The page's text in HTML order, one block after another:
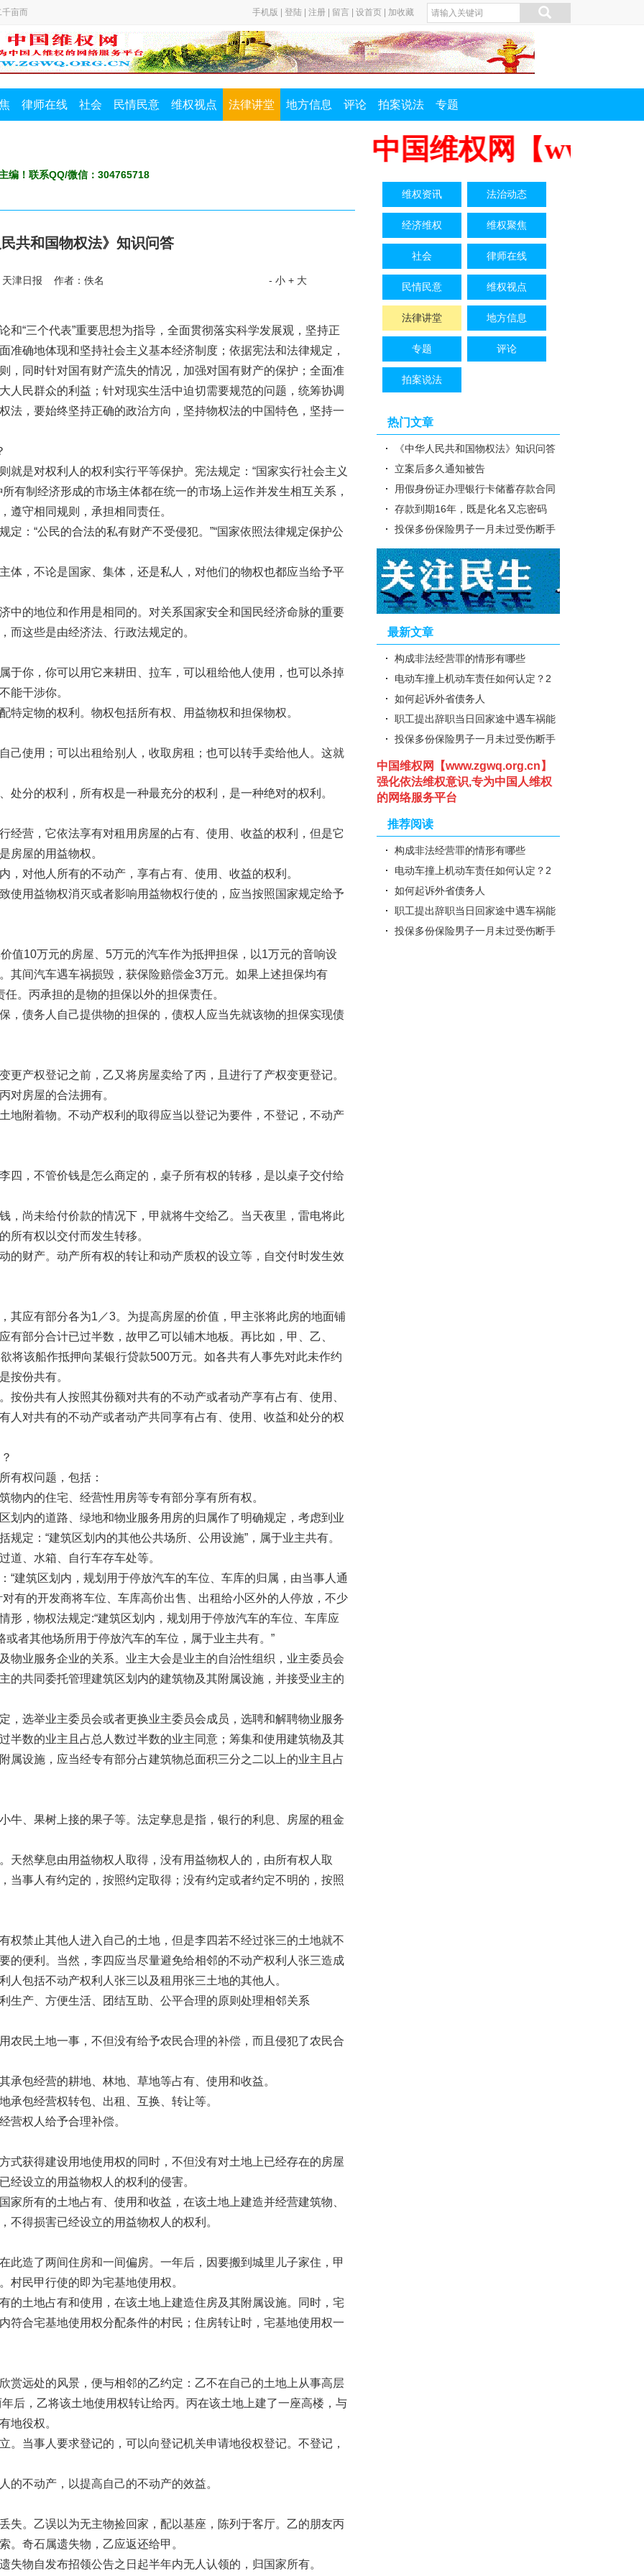
亩而
风险
报告竟
手机版 登陆 注册 留言 设首页 加收藏
律师在线 社会 民情民意 维权视点 法律讲堂 地方信息 评论 拍案说法 专题
中国维权网【
编！联系QQ/微信：304765718
共和国物权法》知识问答
天津日报 作者：佚名 - 小 + 大
三个代表”重要思想为指导，全面贯彻落实科学发展观，坚持正
准确地体现和坚持社会主义基本经济制度；依据宪法和法律规定，
，同时针对国有财产流失的情况，加强对国有财产的保护；全面准
人民群众的利益；针对现实生活中迫切需要规范的问题，统筹协调
法，要始终坚持正确的政治方向，坚持物权法的中国特色，坚持一
对权利人的权利实行平等保护。宪法规定：“国家实行社会主义
有制经济形成的市场主体都在统一的市场上运作并发生相互关系，
遵守相同规则，承担相同责任。
“公民的合法的私有财产不受侵犯。”“国家依照法律规定保护公
，不论是国家、集体，还是私人，对他们的物权也都应当给予平
的地位和作用是相同的。对关系国家安全和国民经济命脉的重要
而这些是由经济法、行政法规定的。
你，你可以用它来耕田、拉车，可以租给他人使用，也可以杀掉
能干涉你。
物的权利。物权包括所有权、用益物权和担保物权。
使用；可以出租给别人，收取房租；也可以转手卖给他人。这就
的权利，所有权是一种最充分的权利，是一种绝对的权利。
营，它依法享有对租用房屋的占有、使用、收益的权利，但是它
房屋的用益物权。
他人所有的不动产，享有占有、使用、收益的权利。
用益物权消灭或者影响用益物权行使的，应当按照国家规定给予
10万元的房屋、5万元的汽车作为抵押担保，以1万元的音响设
其间汽车遇车祸损毁，获保险赔偿金3万元。如果上述担保均有
。丙承担的是物的担保以外的担保责任。
债务人自己提供物的担保的，债权人应当先就该物的担保实现债
权登记之前，乙又将房屋卖给了丙，且进行了产权变更登记。
对房屋的合法拥有。
附着物。不动产权利的取得应当以登记为要件，不登记，不动产
，不管价钱是怎么商定的，桌子所有权的转移，是以桌子交付给
尚未给付价款的情况下，甲就将牛交给乙。当天夜里，雷电将此
所有权以交付而发生转移。
财产。动产所有权的转让和动产质权的设立等，自交付时发生效
应有部分各为1／3。为提高房屋的价值，甲主张将此房的地面铺
有部分合计已过半数，故甲乙可以铺木地板。再比如，甲、乙、
将该船作抵押向某银行贷款500万元。如各共有人事先对此未作约
按份共有。
共有人按照其份额对共有的不动产或者动产享有占有、使用、
人对共有的不动产或者动产共同享有占有、使用、收益和处分的权
权问题，包括：
的住宅、经营性用房等专有部分享有所有权。
的道路、绿地和物业服务用房的归属作了明确规定，考虑到业
定：“建筑区划内的其他公共场所、公用设施”，属于业主共有。
道、水箱、自行车存车处等。
区划内，规划用于停放汽车的车位、车库的归属，由当事人通
有的开发商将车位、车库高价出售、出租给小区外的人停放，不少
形，物权法规定:“建筑区划内，规划用于停放汽车的车位、车库应
或者其他场所用于停放汽车的车位，属于业主共有。”
服务企业的关系。业主大会是业主的自治性组织，业主委员会
的共同委托管理建筑区划内的建筑物及其附属设施，并接受业主的
举业主委员会或者更换业主委员会成员，选聘和解聘物业服务
半数的业主且占总人数过半数的业主同意；筹集和使用建筑物及其
属设施，应当经专有部分占建筑物总面积三分之二以上的业主且占
、果树上接的果子等。法定孳息是指，银行的利息、房屋的租金
然孳息由用益物权人取得，没有用益物权人的，由所有权人取
当事人有约定的，按照约定取得；没有约定或者约定不明的，按照
禁止其他人进入自己的土地，但是李四若不经过张三的土地就不
的便利。当然，李四应当尽量避免给相邻的不动产权利人张三造成
人包括不动产权利人张三以及租用张三土地的其他人。
产、方便生活、团结互助、公平合理的原则处理相邻关系
民土地一事，不但没有给予农民合理的补偿，而且侵犯了农民合
经营的耕地、林地、草地等占有、使用和收益。
包经营权转包、出租、互换、转让等。
权人给予合理补偿。
获得建设用地使用权的同时，不但没有对土地上已经存在的房屋
经设立的用益物权人的权利的侵害。
有的土地占有、使用和收益，在该土地上建造并经营建筑物、
不得损害已经设立的用益物权人的权利。
造了两间住房和一间偏房。一年后，因要搬到城里儿子家住，甲
村民甲行使的即为宅基地使用权。
土地占有和使用，在该土地上建造住房及其附属设施。同时，宅
符合宅基地使用权分配条件的村民；住房转让时，宅基地使用权一
远处的风景，便与相邻的乙约定：乙不在自己的土地上从事高层
后，乙将该土地使用权转让给丙。丙在该土地上建了一座高楼，与
地役权。
事人要求登记的，可以向登记机关申请地役权登记。不登记，
不动产，以提高自己的不动产的效益。
。乙误以为无主物捡回家，配以基座，陈列于客厅。乙的朋友丙
。奇石属遗失物，乙应返还给甲。
自发布招领公告之日起半年内无人认领的，归国家所有。
维权资讯 法治动态
经济维权 维权聚焦
社会 律师在线
民情民意 维权视点
法律讲堂 地方信息
专题 评论
拍案说法
热门文章
《中华人民共和国物权法》知识问答
立案后多久通知被告
用假身份证办理银行卡储蓄存款合同
是否有效？
存款到期16年，既是化名又忘密码
无法兑付怎么办？
投保多份保险男子一月未过受伤断手
保险公司拒赔咋办
最新文章
构成非法经营罪的情形有哪些
电动车撞上机动车责任如何认定？2
018法律新规2点须知
如何起诉外省债务人
职工提出辞职当日回家途中遇车祸能
认定为工伤吗?
投保多份保险男子一月未过受伤断手
保险公司拒赔咋办
中国维权网【www.zgwq.org.cn】
强化依法维权意识,专为中国人维权
的网络服务平台
推荐阅读
构成非法经营罪的情形有哪些
电动车撞上机动车责任如何认定？2
018法律新规2点须知
如何起诉外省债务人
职工提出辞职当日回家途中遇车祸能
认定为工伤吗?
投保多份保险男子一月未过受伤断手